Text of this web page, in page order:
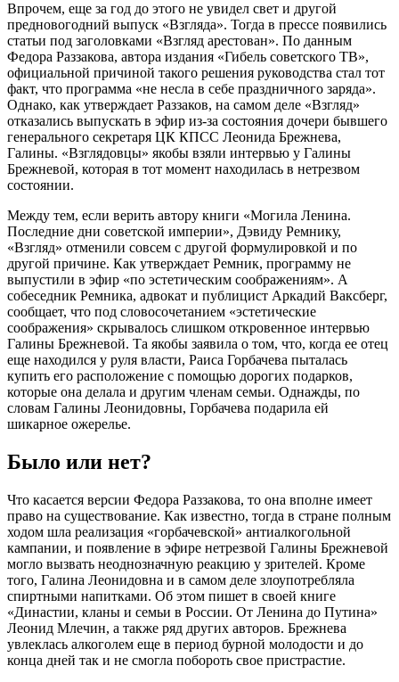
Впрочем, еще за год до этого не увидел свет и другой
предновогодний выпуск «Взгляда». Тогда в прессе появились
статьи под заголовками «Взгляд арестован». По данным
Федора Раззакова, автора издания «Гибель советского ТВ»,
официальной причиной такого решения руководства стал тот
факт, что программа «не несла в себе праздничного заряда».
Однако, как утверждает Раззаков, на самом деле «Взгляд»
отказались выпускать в эфир из-за состояния дочери бывшего
генерального секретаря ЦК КПСС Леонида Брежнева,
Галины. «Взглядовцы» якобы взяли интервью у Галины
Брежневой, которая в тот момент находилась в нетрезвом
состоянии.
Между тем, если верить автору книги «Могила Ленина.
Последние дни советской империи», Дэвиду Ремнику,
«Взгляд» отменили совсем с другой формулировкой и по
другой причине. Как утверждает Ремник, программу не
выпустили в эфир «по эстетическим соображениям». А
собеседник Ремника, адвокат и публицист Аркадий Ваксберг,
сообщает, что под словосочетанием «эстетические
соображения» скрывалось слишком откровенное интервью
Галины Брежневой. Та якобы заявила о том, что, когда ее отец
еще находился у руля власти, Раиса Горбачева пыталась
купить его расположение с помощью дорогих подарков,
которые она делала и другим членам семьи. Однажды, по
словам Галины Леонидовны, Горбачева подарила ей
шикарное ожерелье.
Было или нет?
Что касается версии Федора Раззакова, то она вполне имеет
право на существование. Как известно, тогда в стране полным
ходом шла реализация «горбачевской» антиалкогольной
кампании, и появление в эфире нетрезвой Галины Брежневой
могло вызвать неоднозначную реакцию у зрителей. Кроме
того, Галина Леонидовна и в самом деле злоупотребляла
спиртными напитками. Об этом пишет в своей книге
«Династии, кланы и семьи в России. От Ленина до Путина»
Леонид Млечин, а также ряд других авторов. Брежнева
увлеклась алкоголем еще в период бурной молодости и до
конца дней так и не смогла побороть свое пристрастие.